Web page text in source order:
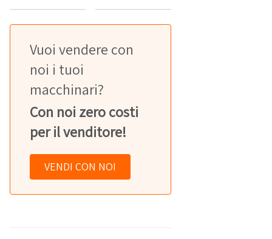
Vuoi vendere con
noi i tuoi
macchinari?
Con noi zero costi
per il venditore!
VENDI CON NOI